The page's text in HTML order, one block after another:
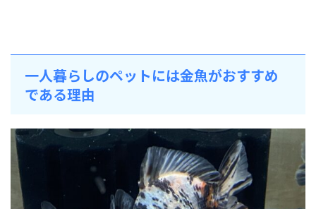
一人暮らしのペットには金魚がおすすめ
である理由